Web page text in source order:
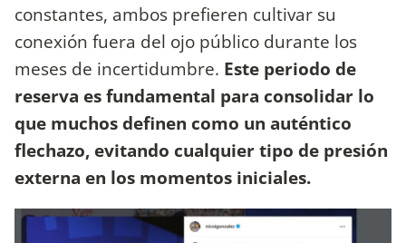
constantes, ambos prefieren cultivar su
conexión fuera del ojo público durante los
meses de incertidumbre. Este periodo de
reserva es fundamental para consolidar lo
que muchos definen como un auténtico
flechazo, evitando cualquier tipo de presión
externa en los momentos iniciales.